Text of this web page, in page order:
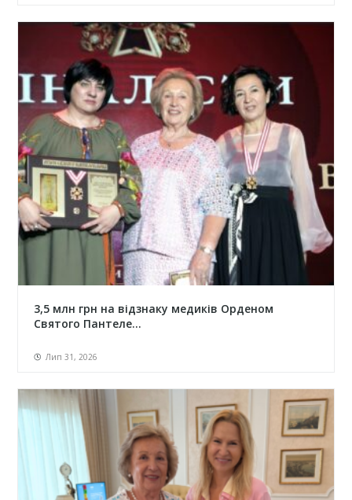
3,5 млн грн на відзнаку медиків Орденом
Святого Пантеле...
Лип 31, 2026